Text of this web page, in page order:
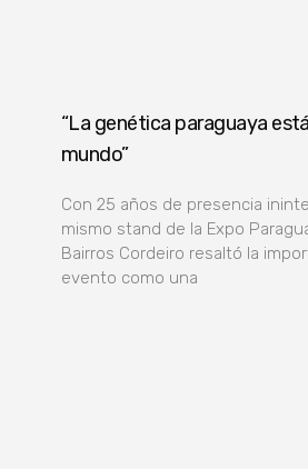
“La genética paraguaya
mundo”
Con 25 años de presencia
mismo stand de la Expo
Bairros Cordeiro resaltó la
evento como una